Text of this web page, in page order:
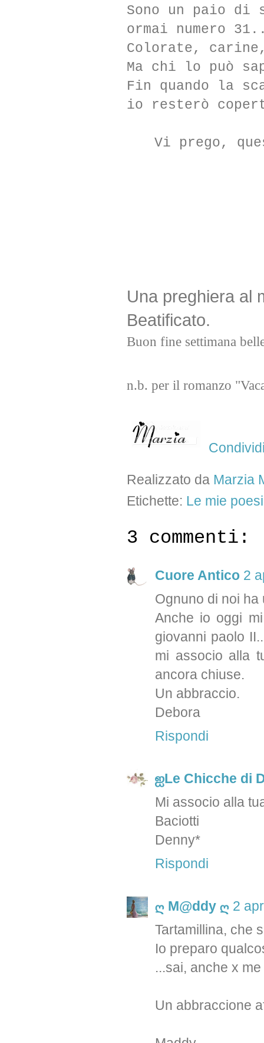
Sono un paio di
ormai numero
Colorate,
Ma chi lo può
Fin quando la
io resterò
Vi prego,
Una preghiera al
Beatificato.
Buon fine settimana
n.b. per il romanzo
Realizzato da Marzia
Etichette: Le mie
3 commenti:
Cuore Antico 2
Ognuno di noi
Anche io oggi
giovanni paolo
mi associo alla
ancora chiuse.
Un abbraccio.
Debora
Rispondi
ஐLe Chicche di
Mi associo alla
Baciotti
Denny*
Rispondi
ღ M@ddy ღ 2
Tartamillina, che
Io preparo
...sai, anche x
Un abbraccione